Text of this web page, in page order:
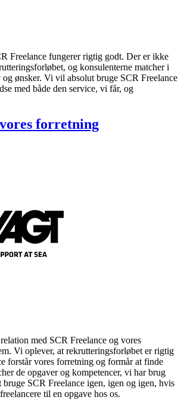
Freelance fungerer rigtig godt. Der er ikke
og konsulenterne matcher i
ønsker. Vi vil absolut bruge SCR Freelance
med både den service, vi får, og
forretning
med SCR Freelance og vores
Vi oplever, at rekrutteringsforløbet er rigtig
forstår vores forretning og formår at finde
de opgaver og kompetencer, vi har brug
SCR Freelance igen, igen og igen, hvis
til en opgave hos os.